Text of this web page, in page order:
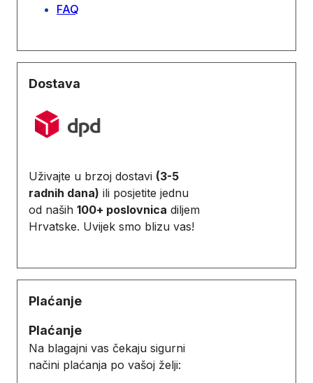
FAQ
Dostava
Uživajte u brzoj dostavi (3-5
radnih dana) ili posjetite jednu
od naših 100+ poslovnica diljem
Hrvatske. Uvijek smo blizu vas!
Plaćanje
Plaćanje
Na blagajni vas čekaju sigurni
načini plaćanja po vašoj želji: